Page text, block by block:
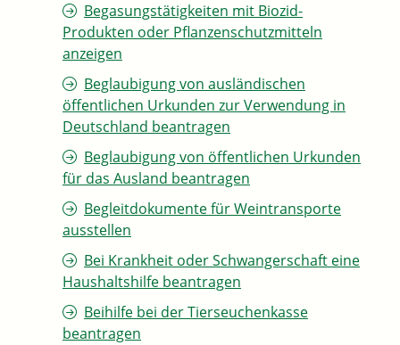
Begasungstätigkeiten mit Biozid-
Produkten oder Pflanzenschutzmitteln
anzeigen
Beglaubigung von ausländischen
öffentlichen Urkunden zur Verwendung in
Deutschland beantragen
Beglaubigung von öffentlichen Urkunden
für das Ausland beantragen
Begleitdokumente für Weintransporte
ausstellen
Bei Krankheit oder Schwangerschaft eine
Haushaltshilfe beantragen
Beihilfe bei der Tierseuchenkasse
beantragen